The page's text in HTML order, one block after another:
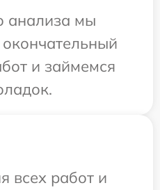
анализа мы
и займемся
всех работ и